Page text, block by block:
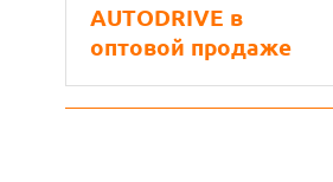
AUTODRIVE в
оптовой продаже